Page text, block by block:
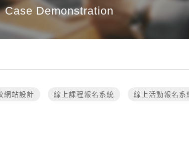
Case Demonstration
網站設計 線上課程報名系統 線上活動報名系